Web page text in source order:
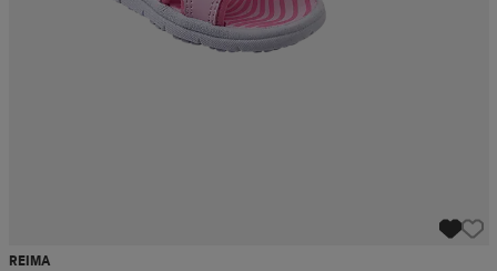
REIMA